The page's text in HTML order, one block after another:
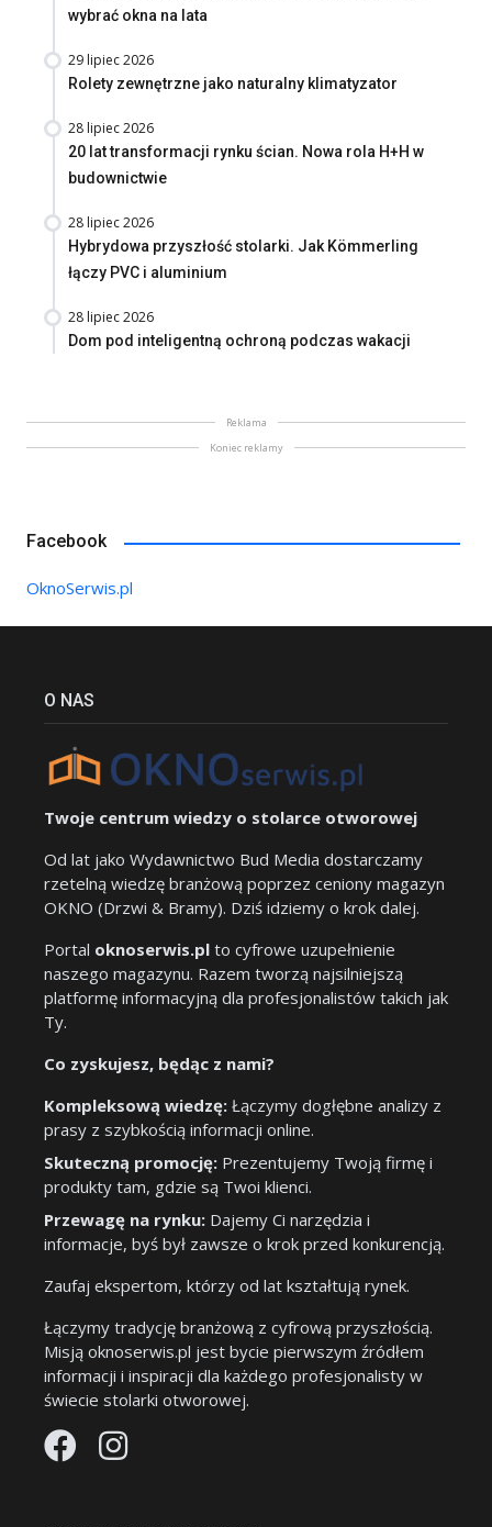
wybrać okna na lata
29 lipiec 2026
Rolety zewnętrzne jako naturalny klimatyzator
28 lipiec 2026
20 lat transformacji rynku ścian. Nowa rola H+H w
budownictwie
28 lipiec 2026
Hybrydowa przyszłość stolarki. Jak Kömmerling
łączy PVC i aluminium
28 lipiec 2026
Dom pod inteligentną ochroną podczas wakacji
Reklama
Koniec reklamy
Facebook
OknoSerwis.pl
O NAS
Twoje centrum wiedzy o stolarce otworowej
Od lat jako Wydawnictwo Bud Media dostarczamy
rzetelną wiedzę branżową poprzez ceniony magazyn
OKNO (Drzwi & Bramy). Dziś idziemy o krok dalej.
Portal oknoserwis.pl to cyfrowe uzupełnienie
naszego magazynu. Razem tworzą najsilniejszą
platformę informacyjną dla profesjonalistów takich jak
Ty.
Co zyskujesz, będąc z nami?
Kompleksową wiedzę: Łączymy dogłębne analizy z
prasy z szybkością informacji online.
Skuteczną promocję: Prezentujemy Twoją firmę i
produkty tam, gdzie są Twoi klienci.
Przewagę na rynku: Dajemy Ci narzędzia i
informacje, byś był zawsze o krok przed konkurencją.
Zaufaj ekspertom, którzy od lat kształtują rynek.
Łączymy tradycję branżową z cyfrową przyszłością.
Misją oknoserwis.pl jest bycie pierwszym źródłem
informacji i inspiracji dla każdego profesjonalisty w
świecie stolarki otworowej.